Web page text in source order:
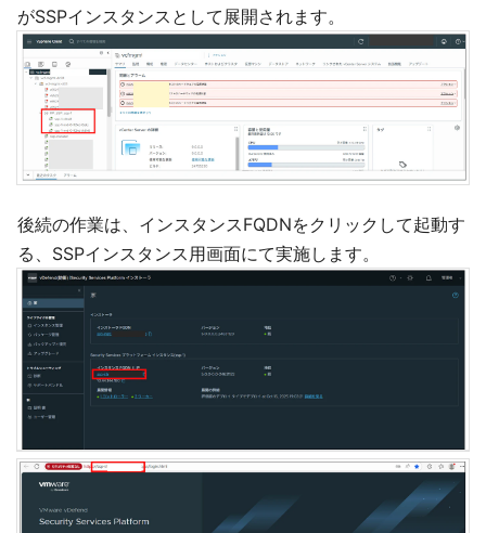
がSSPインスタンスとして展開されます。
後続の作業は、インスタンスFQDNをクリックして起動す
る、SSPインスタンス用画面にて実施します。